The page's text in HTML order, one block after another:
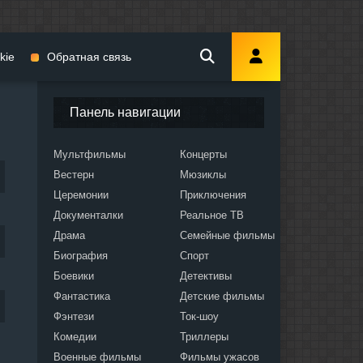
Панель навигации
Мультфильмы
Вестерн
Церемонии
Документалки
Драма
Биография
Боевики
Фантастика
Фэнтези
Комедии
Военные фильмы
Концерты
Мюзиклы
Приключения
Реальное ТВ
Семейные фильмы
Спорт
Детективы
Детские фильмы
Ток-шоу
Триллеры
Фильмы ужасов
Обратная связь